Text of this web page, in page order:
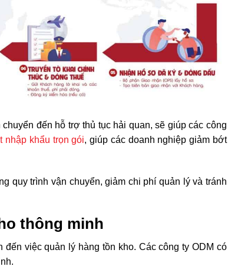
đến hỗ trợ thủ tục hải quan, sẽ giúp các công
nhập khẩu trọn gói, giúp các doanh nghiệp giảm bớt
quy trình vận chuyển, giảm chi phí quản lý và tránh
thông minh
việc quản lý hàng tồn kho. Các công ty ODM có